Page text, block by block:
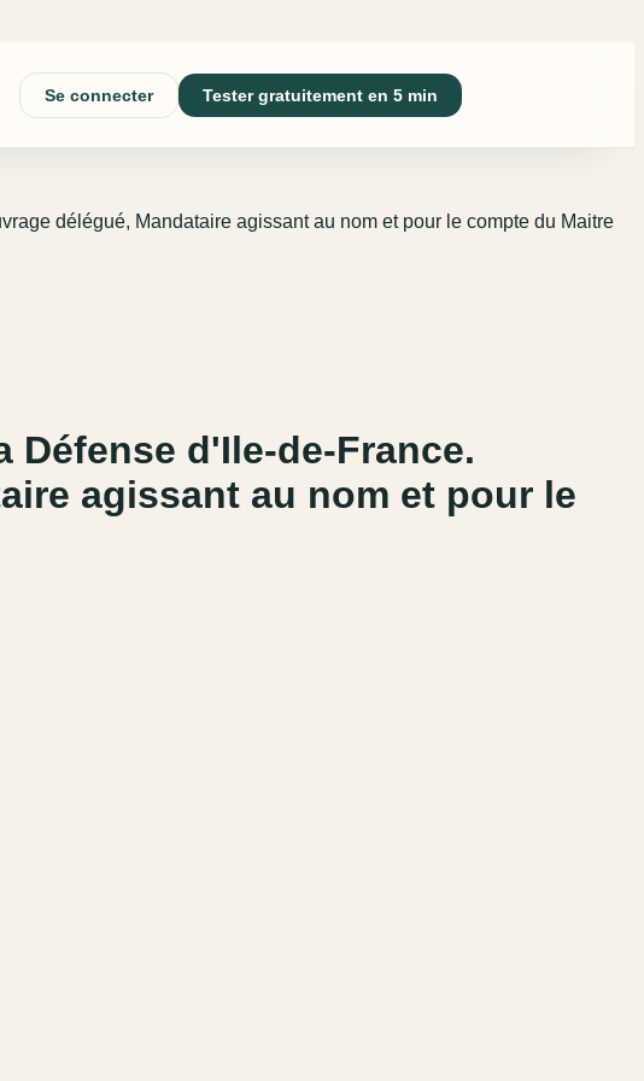
Se connecter Tester gratuitement en 5 min
délégué, Mandataire agissant au nom et pour le compte du Maitre
d'Ile-de-France.
agissant au nom et pour le